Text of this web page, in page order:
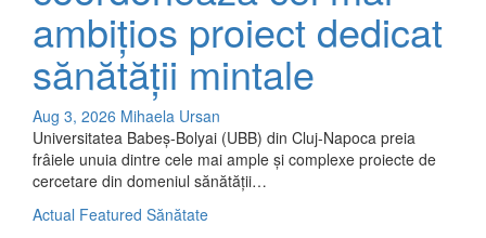
ambițios proiect dedicat
sănătății mintale
Aug 3, 2026 Mihaela Ursan
Universitatea Babeș-Bolyai (UBB) din Cluj-Napoca preia
frâiele unuia dintre cele mai ample și complexe proiecte de
cercetare din domeniul sănătății…
Actual Featured Sănătate